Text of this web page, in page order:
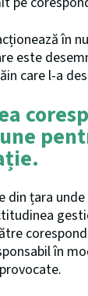
în
este
care l-a
din țara
în